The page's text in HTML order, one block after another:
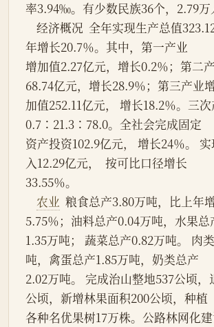
率3.94‰。有少数民族36个，2.79万
年增长20.7％。其中，第一产业
增加值2.27亿元，增长0.2％；第二
68.74亿元，增长28.9％；第三产业
加值252.11亿元， 增长18.2％。三
0.7∶21.3∶78.0。全社会完成固定
资产投资102.9亿元， 增长24％。
入12.29亿元，  按可比口径增长
33.55％。
农业
粮食总产3.80万吨，比上年
5.75％；油料总产0.04万吨，水果总
1.35万吨； 蔬菜总产0.82万吨。 肉
吨，禽蛋总产1.85万吨，奶类总产
2.02万吨。 完成治山整地537公顷，
公顷，新增林果面积200公顷，种植
各种名优果树17万株。公路林网化建